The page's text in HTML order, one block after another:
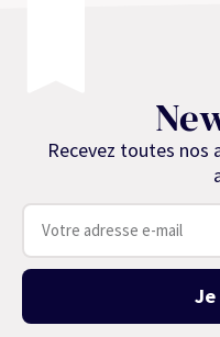
Recevez toutes nos